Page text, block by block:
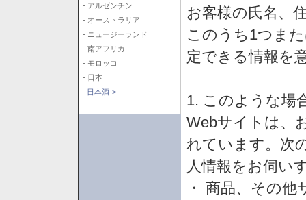
- アルゼンチン
- オーストラリア
- ニュージーランド
- 南アフリカ
- モロッコ
- 日本
日本酒->
お客様の氏名、
このうち1つま
定できる情報を
1. このような場
Webサイトは、
れています。次
人情報をお伺い
・ 商品、その